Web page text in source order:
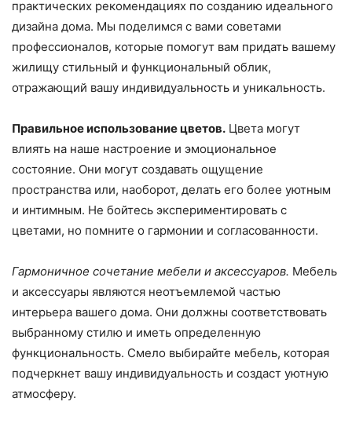
практических рекомендациях по созданию идеального
дизайна дома. Мы поделимся с вами советами
профессионалов, которые помогут вам придать вашему
жилищу стильный и функциональный облик,
отражающий вашу индивидуальность и уникальность.
Правильное использование цветов. Цвета могут
влиять на наше настроение и эмоциональное
состояние. Они могут создавать ощущение
пространства или, наоборот, делать его более уютным
и интимным. Не бойтесь экспериментировать с
цветами, но помните о гармонии и согласованности.
Гармоничное сочетание мебели и аксессуаров. Мебель
и аксессуары являются неотъемлемой частью
интерьера вашего дома. Они должны соответствовать
выбранному стилю и иметь определенную
функциональность. Смело выбирайте мебель, которая
подчеркнет вашу индивидуальность и создаст уютную
атмосферу.